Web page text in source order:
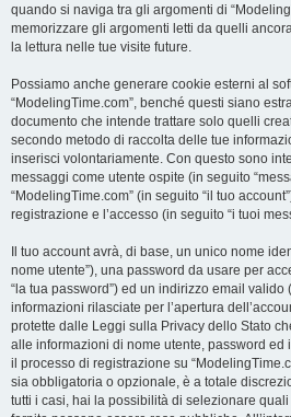
quando si naviga tra gli argomenti di
memorizzare gli argomenti letti da quelli
la lettura nelle tue visite future.
Possiamo anche generare cookie esterni al
“ModelingTime.com”, benché questi siano
documento che intende trattare solo quelli
secondo metodo di raccolta delle tue
inserisci volontariamente. Con questo sono
messaggi come utente ospite (in seguito
“ModelingTime.com” (in seguito “il tuo
registrazione e l’accesso (in seguito “i tuoi
Il tuo account avrà, di base, un unico nome
nome utente”), una password da usare per
“la tua password”) ed un indirizzo email valido
informazioni rilasciate per l’apertura
protette dalle Leggi sulla Privacy dello Stato
alle informazioni di nome utente, password ed
il processo di registrazione su
sia obbligatoria o opzionale, è a totale
tutti i casi, hai la possibilità di selezionare